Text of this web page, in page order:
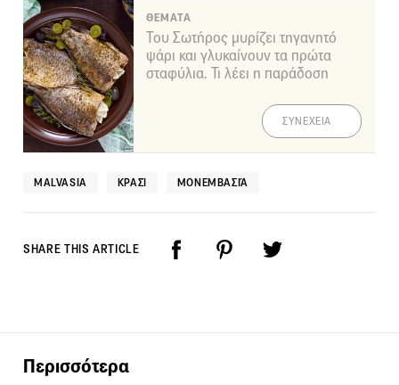
ΘΕΜΑΤΑ
Του Σωτήρος μυρίζει τηγανητό
ψάρι και γλυκαίνουν τα πρώτα
σταφύλια. Τι λέει η παράδοση
ΣΥΝΕΧΕΙΑ
MALVASIA ΚΡΑΣΊ ΜΟΝΕΜΒΑΣΙΆ
SHARE THIS ARTICLE
Περισσότερα